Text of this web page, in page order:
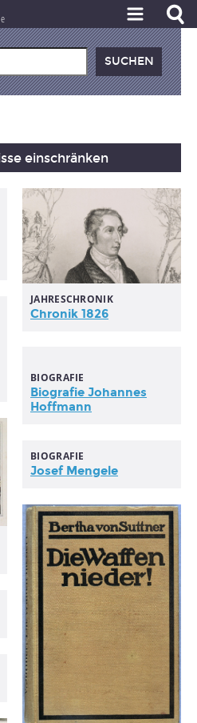
einschränken
JAHRESCHRONIK
Chronik 1826
BIOGRAFIE
Biografie Johannes
Hoffmann
BIOGRAFIE
Josef Mengele